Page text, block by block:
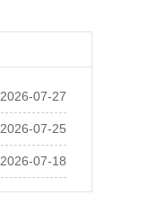
2026-07-27
2026-07-25
2026-07-18